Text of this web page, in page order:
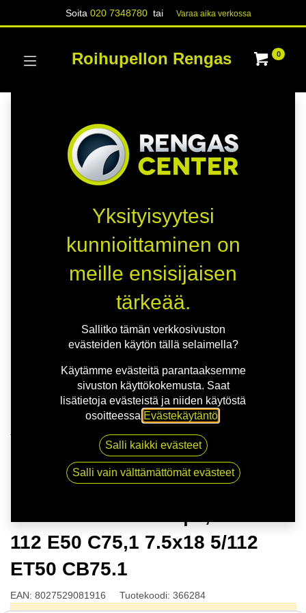
Soita020 7348780 tai Varaa aika verk​​​​ossa
Roihupellon Rengas 0
OZ FORMULA HLT | 7,5X18 5-112 E50 C75,1 7.5x18
5/112 ET50 CB75.1
112 E50 C75,1 7.5x18 5/112
ET50 CB75.1
EAN: 8027529081916 Tuotekoodi: 366284
Yksityisyytesi
kunnioittaminen on
meille ensisijaisen
tärkeää.
Sallitko tämän verkkosivuston
evästeiden käytön tällä selaimella?
Käytämme evästeitä parantaaksemme
sivuston käyttökokemusta. Saat
lisätietoja evästeistä ja niiden käytöstä
osoitteessa Evästekäytäntö
Salli kaikki evästeet
Salli vain välttämättömät evästeet